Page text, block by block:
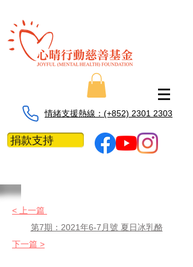
情緒支援熱線：​​(+852) 2301 2303
捐款支持
< 上一篇
第7期：2021年6-7月號 夏日冰乳酪
下一篇 >